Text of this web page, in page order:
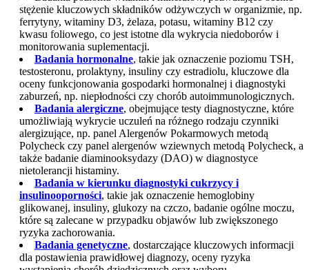
stężenie kluczowych składników odżywczych w organizmie, np.
ferrytyny, witaminy D3, żelaza, potasu, witaminy B12 czy
kwasu foliowego, co jest istotne dla wykrycia niedoborów i
monitorowania suplementacji.
Badania hormonalne, takie jak oznaczenie poziomu TSH,
testosteronu, prolaktyny, insuliny czy estradiolu, kluczowe dla
oceny funkcjonowania gospodarki hormonalnej i diagnostyki
zaburzeń, np. niepłodności czy chorób autoimmunologicznych.
Badania alergiczne, obejmujące testy diagnostyczne, które
umożliwiają wykrycie uczuleń na różnego rodzaju czynniki
alergizujące, np. panel Alergenów Pokarmowych metodą
Polycheck czy panel alergenów wziewnych metodą Polycheck, a
także badanie diaminooksydazy (DAO) w diagnostyce
nietolerancji histaminy.
Badania w kierunku diagnostyki cukrzycy i
insulinooporności, takie jak oznaczenie hemoglobiny
glikowanej, insuliny, glukozy na czczo, badanie ogólne moczu,
które są zalecane w przypadku objawów lub zwiększonego
ryzyka zachorowania.
Badania genetyczne, dostarczające kluczowych informacji
dla postawienia prawidłowej diagnozy, oceny ryzyka